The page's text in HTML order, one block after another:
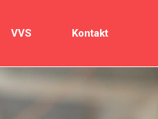
VVS Kontakt